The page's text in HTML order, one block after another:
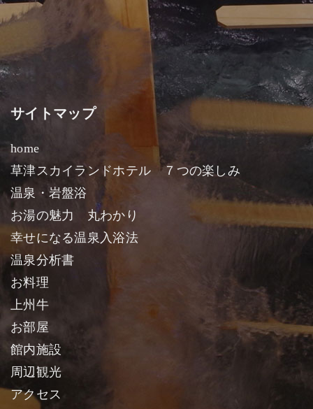
サイトマップ
home
草津スカイランドホテル ７つの楽しみ
温泉・岩盤浴
お湯の魅力 丸わかり
幸せになる温泉入浴法
温泉分析書
お料理
上州牛
お部屋
館内施設
周辺観光
アクセス